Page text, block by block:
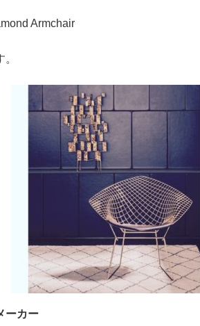
Armchair
ーカー